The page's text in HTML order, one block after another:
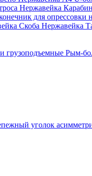
Нержавейка
для опрессовки
Скоба Нержавейка
грузоподъемные Рым-
уголок